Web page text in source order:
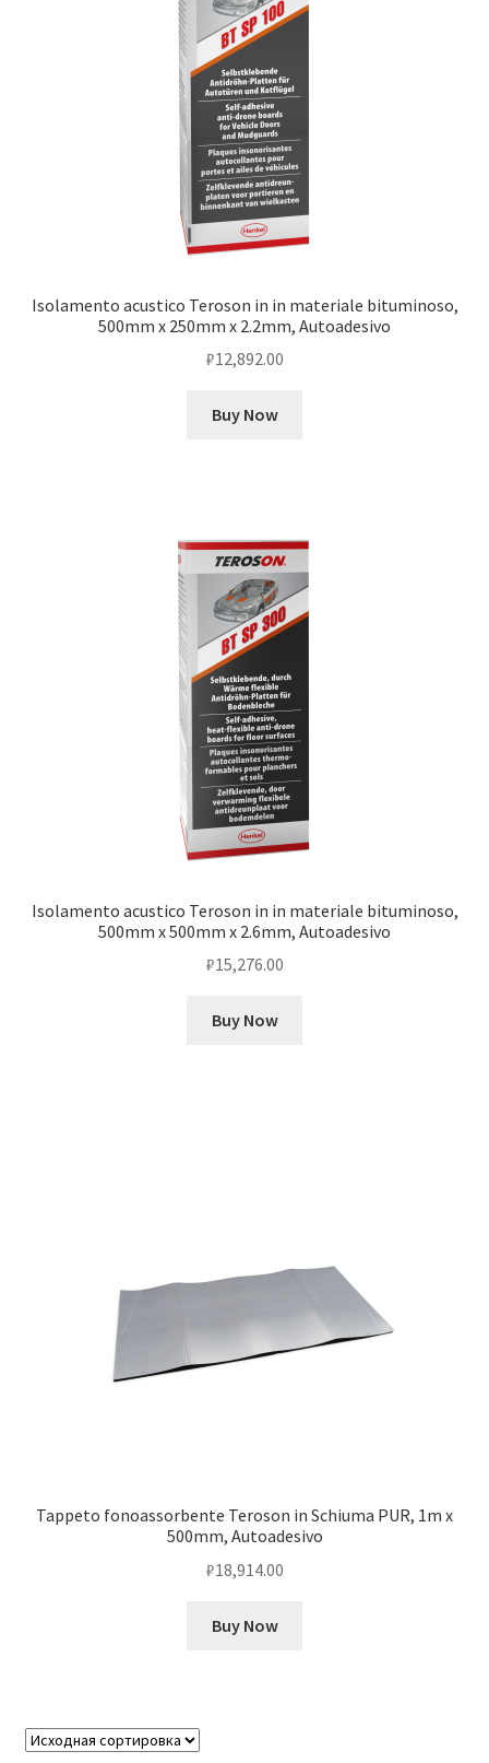
Isolamento acustico Teroson in in materiale bituminoso,
500mm x 250mm x 2.2mm, Autoadesivo
₽12,892.00
Buy Now
Isolamento acustico Teroson in in materiale bituminoso,
500mm x 500mm x 2.6mm, Autoadesivo
₽15,276.00
Buy Now
Tappeto fonoassorbente Teroson in Schiuma PUR, 1m x
500mm, Autoadesivo
₽18,914.00
Buy Now